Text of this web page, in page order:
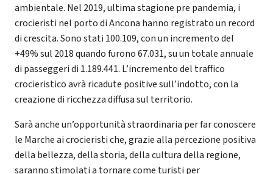
ambientale. Nel 2019, ultima stagione pre pandemia, i
crocieristi nel porto di Ancona hanno registrato un record
di crescita. Sono stati 100.109, con un incremento del
+49% sul 2018 quando furono 67.031, su un totale annuale
di passeggeri di 1.189.441. L’incremento del traffico
crocieristico avrà ricadute positive sull’indotto, con la
creazione di ricchezza diffusa sul territorio.
Sarà anche un’opportunità straordinaria per far conoscere
le Marche ai crocieristi che, grazie alla percezione positiva
della bellezza, della storia, della cultura della regione,
saranno stimolati a tornare come turisti per